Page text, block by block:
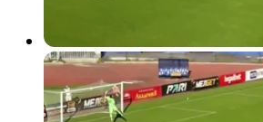
ФНЛ2 года назад